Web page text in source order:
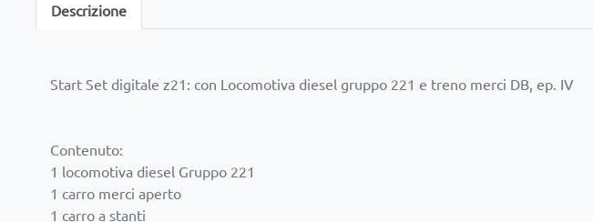
Descrizione
Start Set digitale z21: con Locomotiva diesel gruppo 221 e treno merci DB, ep. IV
Contenuto:
1 locomotiva diesel Gruppo 221
1 carro merci aperto
1 carro a stanti